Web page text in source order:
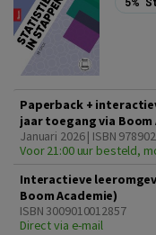
Paperback +
jaar toegang via Boom
Januari 2026 | ISBN
Voor 21:00 uur besteld,
Interactieve
Boom Academie)
ISBN 3009010012857
Direct via e-mail